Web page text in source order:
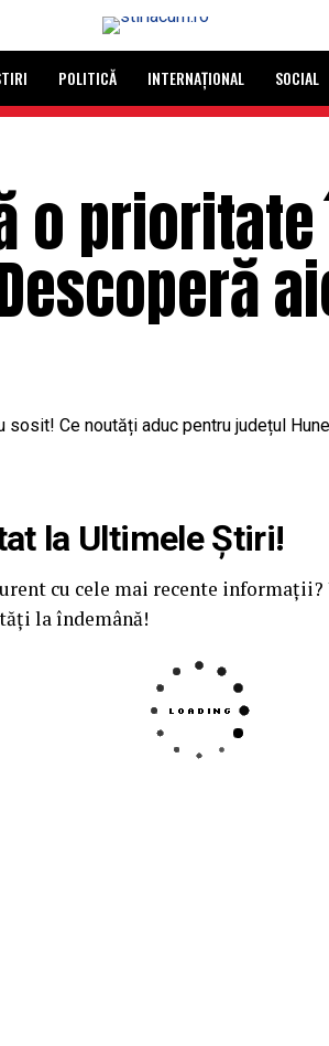
POLITICĂ INTERNAȚIONAL SOCIAL
o
la Ultimele Știri!
cu cele mai recente
la îndemână!